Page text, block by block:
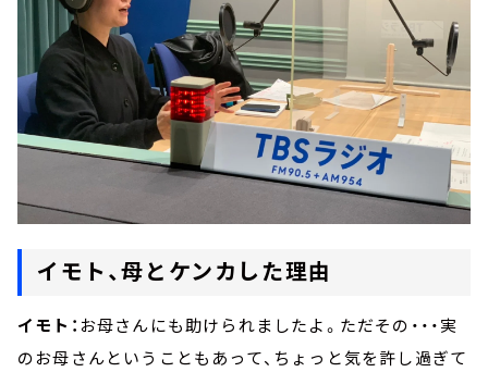
イモト、母とケンカした理由
イモト： お母さんにも助けられましたよ。ただその・・・実
のお母さんということもあって、ちょっと気を許し過ぎて